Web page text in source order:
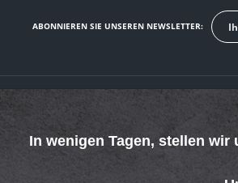
ABONNIEREN SIE UNSEREN NEWSLETTER:
In wenigen Tagen, stellen
SERVICE HOTLINE
Telefonische Unterstützung und Beratung
069 - 4269 4267
Mo-Do. 08:00 - 15:00 Uhr